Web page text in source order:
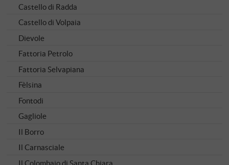
Castello di Radda
Castello di Volpaia
Dievole
Fattoria Petrolo
Fattoria Selvapiana
Fèlsina
Fontodi
Gagliole
Il Borro
Il Carnasciale
Il Colombaio di Santa Chiara